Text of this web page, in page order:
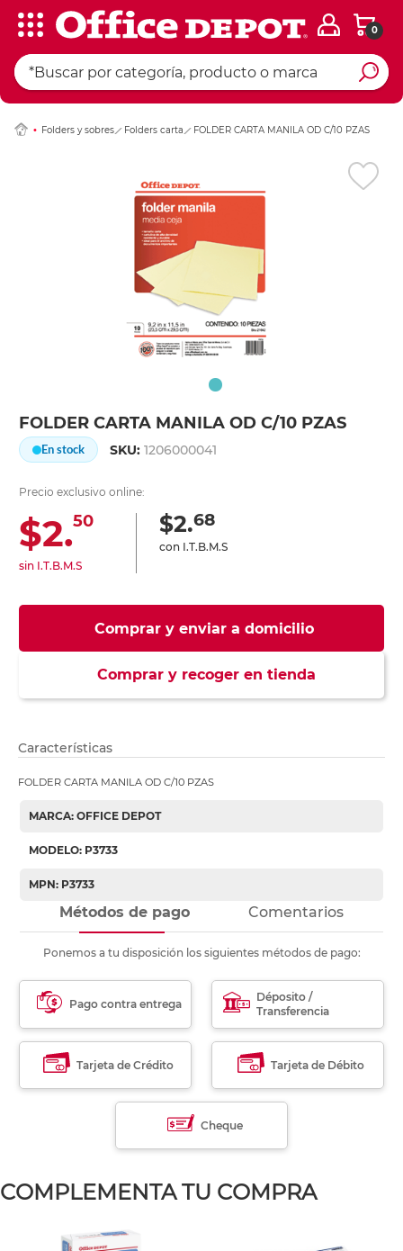
0
Folders y sobres Folders carta FOLDER CARTA MANILA OD C/10 PZAS
FOLDER CARTA MANILA OD C/10 PZAS
En stock SKU:1206000041
Precio exclusivo online:
$2.50
sin I.T.B.M.S
$2.68
con I.T.B.M.S
Comprar y enviar a domicilio
Comprar y recoger en tienda
Ingresar Codigo
Características
FOLDER CARTA MANILA OD C/10 PZAS
MARCA: OFFICE DEPOT
MODELO: P3733
MPN: P3733
Métodos de pago Comentarios
Ponemos a tu disposición los siguientes métodos de pago:
Pago contra entrega
Déposito /
Transferencia
Tarjeta de Crédito Tarjeta de Débito
Cheque
COMPLEMENTA TU COMPRA